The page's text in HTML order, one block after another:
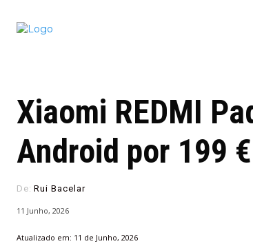
Xiaomi REDMI
Android por 199 €
De: Rui Bacelar
11 Junho, 2026
Atualizado em: 11 de Junho, 2026